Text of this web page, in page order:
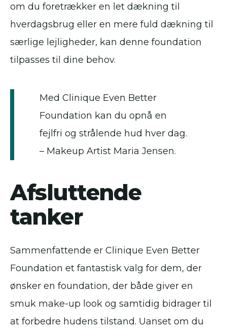
om du foretrækker en let dækning til
hverdagsbrug eller en mere fuld dækning til
særlige lejligheder, kan denne foundation
tilpasses til dine behov.
Med Clinique Even Better
Foundation kan du opnå en
fejlfri og strålende hud hver dag.
– Makeup Artist Maria Jensen.
Afsluttende
tanker
Sammenfattende er Clinique Even Better
Foundation et fantastisk valg for dem, der
ønsker en foundation, der både giver en
smuk make-up look og samtidig bidrager til
at forbedre hudens tilstand. Uanset om du